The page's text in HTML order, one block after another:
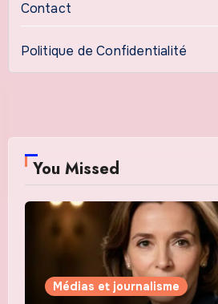
Contact
Politique de Confidentialité
You Missed
Médias et journalisme